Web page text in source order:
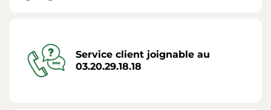
Service client joignable au
03.20.29.18.18